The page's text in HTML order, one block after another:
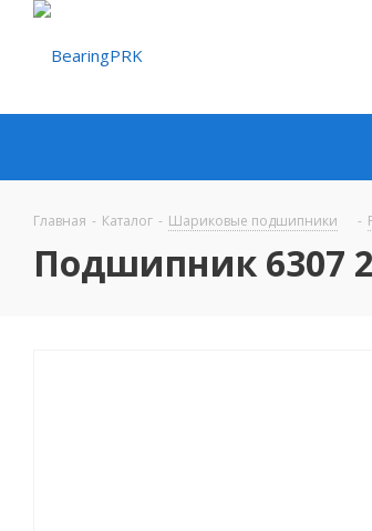
Главная - Каталог - Шариковые подшипники -
Подшипник 6307